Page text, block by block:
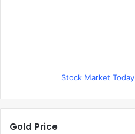
Stock Market Today
Gold Price